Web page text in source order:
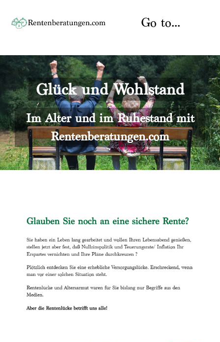
content
Go to...
Startseite
Rente
Rentenberater
Rentenversicherung
Versicherungsberatung
Über uns
Kontakt
Glück und Wohlstand
Im Alter und im Ruhestand mit
Rentenberatungen.com